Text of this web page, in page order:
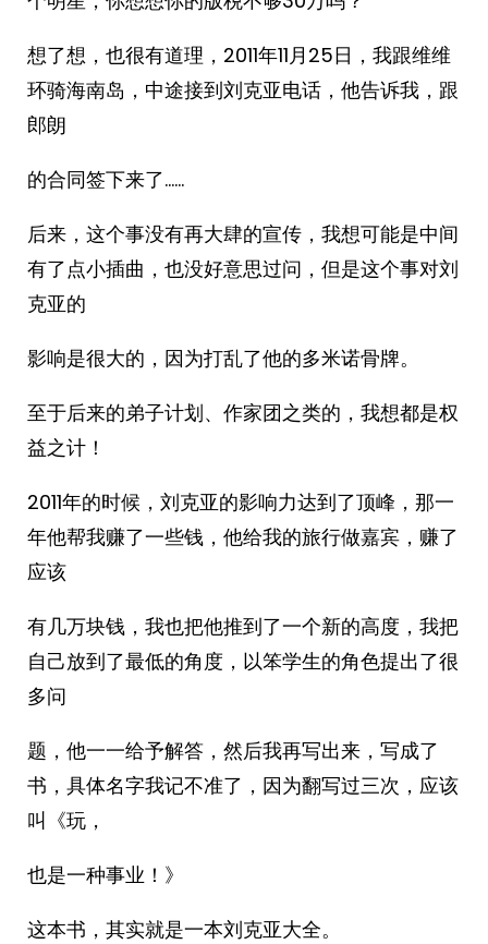
想了想，也很有道理，2011年11月25日，我跟维维
环骑海南岛，中途接到刘克亚电话，他告诉我，跟
郎朗
的合同签下来了……
后来，这个事没有再大肆的宣传，我想可能是中间
有了点小插曲，也没好意思过问，但是这个事对刘
克亚的
影响是很大的，因为打乱了他的多米诺骨牌。
至于后来的弟子计划、作家团之类的，我想都是权
益之计！
2011年的时候，刘克亚的影响力达到了顶峰，那一
年他帮我赚了一些钱，他给我的旅行做嘉宾，赚了
应该
有几万块钱，我也把他推到了一个新的高度，我把
自己放到了最低的角度，以笨学生的角色提出了很
多问
题，他一一给予解答，然后我再写出来，写成了
书，具体名字我记不准了，因为翻写过三次，应该
叫《玩，
也是一种事业！》
这本书，其实就是一本刘克亚大全。